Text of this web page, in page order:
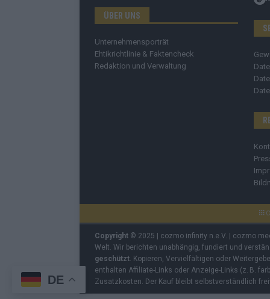
ÜBER UNS
Unternehmensporträt
Ehtikrichtlinie & Faktencheck
Redaktion und Verwaltung
Copyright © 2025 | cozmo infinity n.e.V. | cozmo
Welt. Wir berichten unabhängig, fundiert und
geschützt . Kopieren, Vervielfältigen oder
enthalten Affiliate-Links oder Anzeige-Links (z. B.
Zusatzkosten. Der Kauf bleibt selbstverständlich
DE